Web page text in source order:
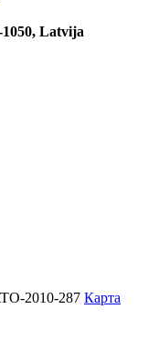
Latvija
2010-287 Карта